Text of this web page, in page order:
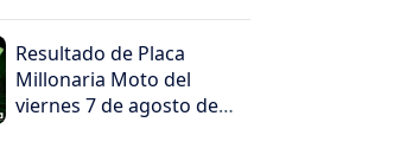
Resultado de Placa
Millonaria Moto del
viernes 7 de agosto de